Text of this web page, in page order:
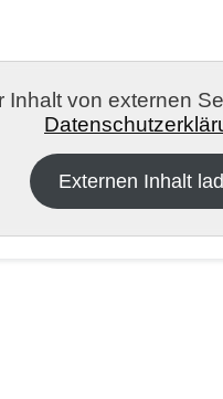
Inhalt von externen
Externen Inhalt